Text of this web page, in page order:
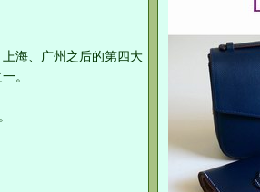
海、广州之后的第四大
。